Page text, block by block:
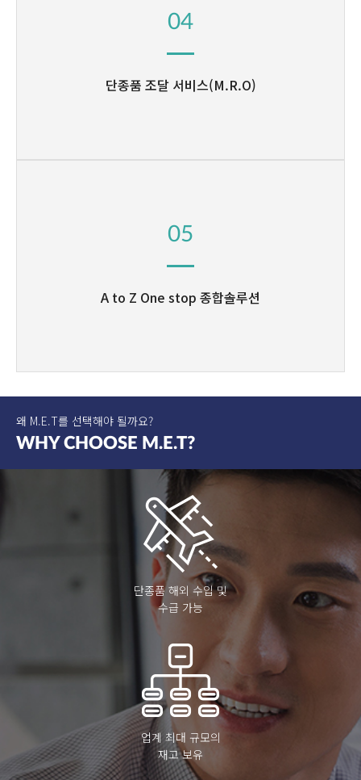
04
단종품 조달 서비스(M.R.O)
05
A to Z One stop 종합솔루션
왜 M.E.T를 선택해야 될까요?
WHYCHOOSE M.E.T?
단종품 해외 수입 및
수급 가능
업계 최대 규모의
재고 보유